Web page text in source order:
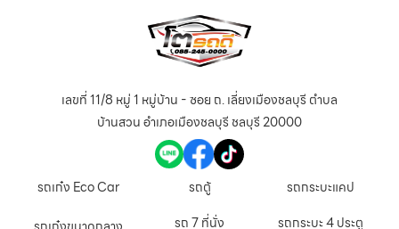
เลขที่ 11/8 หมู่ 1 หมู่บ้าน - ซอย ถ. เลี่ยงเมืองชลบุรี ตำบล
บ้านสวน อำเภอเมืองชลบุรี ชลบุรี 20000
รถเก๋ง Eco Car
รถตู้
รถ 7 ที่นั่ง
รถกระบะแคป
รถกระบะ 4 ประตู